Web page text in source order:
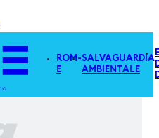
ROM-
E
SALVAGUARDIA
AMBIENTALE